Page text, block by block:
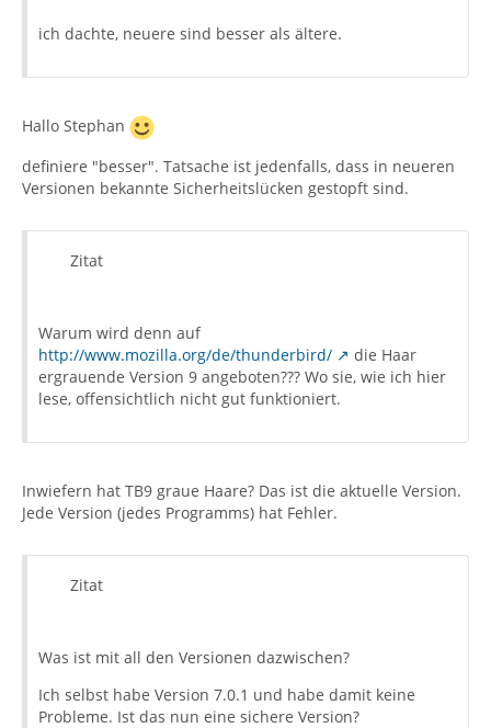
ich dachte, neuere sind besser als ältere.
Hallo Stephan
definiere "besser". Tatsache ist jedenfalls, dass in neueren
Versionen bekannte Sicherheitslücken gestopft sind.
Zitat
Warum wird denn auf
http://www.mozilla.org/de/thunderbird/
die Haar
ergrauende Version 9 angeboten??? Wo sie, wie ich hier
lese, offensichtlich nicht gut funktioniert.
Inwiefern hat TB9 graue Haare? Das ist die aktuelle Version.
Jede Version (jedes Programms) hat Fehler.
Zitat
Was ist mit all den Versionen dazwischen?
Ich selbst habe Version 7.0.1 und habe damit keine
Probleme. Ist das nun eine sichere Version?